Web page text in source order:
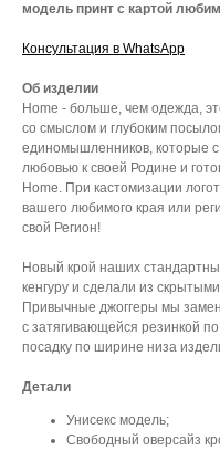
модель принт с картой
Консультация в WhatsApp
Об изделии
Home - больше, чем одежда,
со смыслом и глубоким
единомышленников, которые с
любовью к своей Родине и
Home. При кастомизации
вашего любимого края или
свой Регион!
Новый крой наших
кенгуру и сделали из
Привычные джоггеры мы
с затягивающейся резинкой
посадку по ширине низа
Детали
Унисекс модель;
Свободный оверсайз